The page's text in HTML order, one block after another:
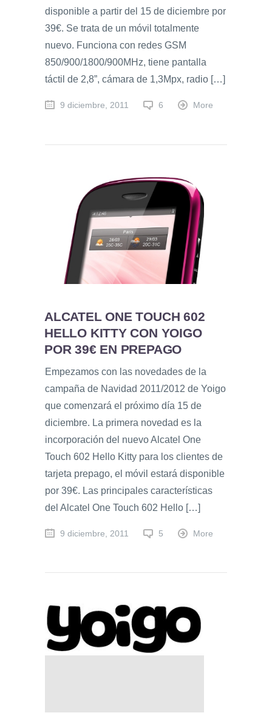
disponible a partir del 15 de diciembre por
39€. Se trata de un móvil totalmente
nuevo. Funciona con redes GSM
850/900/1800/900MHz, tiene pantalla
táctil de 2,8”, cámara de 1,3Mpx, radio […]
9 diciembre, 2011 6 More
ALCATEL ONE TOUCH 602
HELLO KITTY CON YOIGO
POR 39€ EN PREPAGO
Empezamos con las novedades de la
campaña de Navidad 2011/2012 de Yoigo
que comenzará el próximo día 15 de
diciembre. La primera novedad es la
incorporación del nuevo Alcatel One
Touch 602 Hello Kitty para los clientes de
tarjeta prepago, el móvil estará disponible
por 39€. Las principales características
del Alcatel One Touch 602 Hello […]
9 diciembre, 2011 5 More